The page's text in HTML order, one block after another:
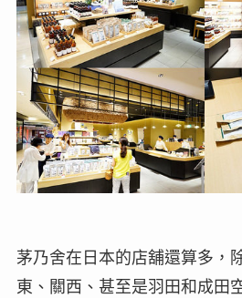
茅乃舍在日本的店舖還算多，
東、關西、甚至是羽田和成田